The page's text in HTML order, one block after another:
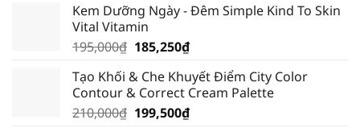
Kem Dưỡng Ngày - Đêm Simple Kind To Skin
Vital Vitamin
195,000₫ Giá
là:
195,000₫.
185,250₫Giá
tại
là:
185,250₫.
Tạo Khối & Che Khuyết Điểm City Color
Contour & Correct Cream Palette
210,000₫ Giá
199,500₫Giá